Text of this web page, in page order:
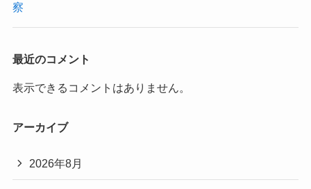
察
最近のコメント
表示できるコメントはありません。
アーカイブ
2026年8月